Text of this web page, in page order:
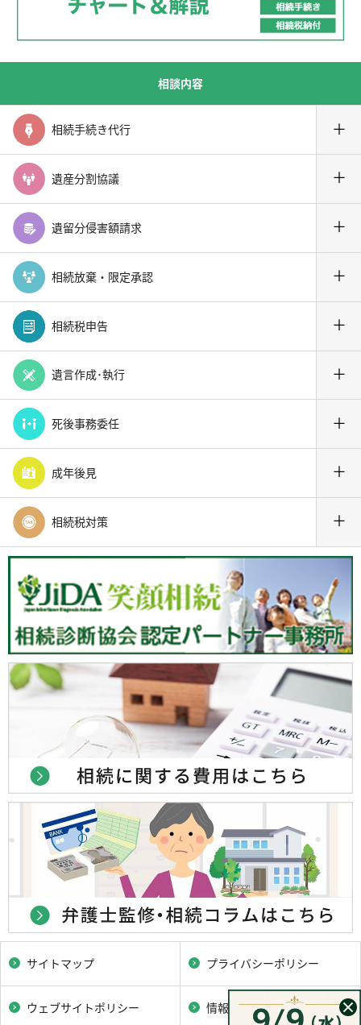
相談内容
相続手続き代行 ＋
遺産分割協議 ＋
遺留分侵害額請求 ＋
相続放棄・限定承認 ＋
相続税申告 ＋
遺言作成･執行 ＋
死後事務委任 ＋
成年後見 ＋
相続税対策 ＋
サイトマップ プライバシーポリシー
ウェブサイトポリシー 情報セキュリティポリシー